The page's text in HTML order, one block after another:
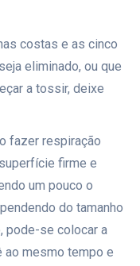
costas e as cinco
eliminado, ou que
a tossir, deixe
fazer respiração
firme e
um pouco o
do tamanho
pode-se colocar a
ao mesmo tempo e